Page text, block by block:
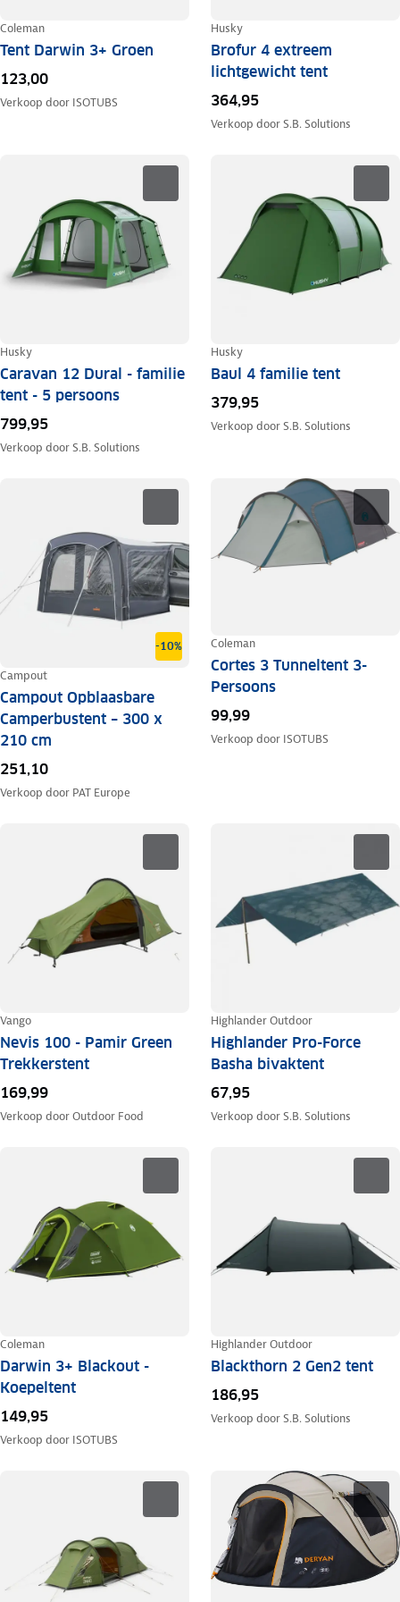
Coleman
Tent Darwin 3+ Groen
123,00
Verkoop door ISOTUBS
Husky
Brofur 4 extreem
lichtgewicht tent
364,95
Verkoop doorS.B. Solutions
Husky
Caravan 12 Dural - familie
tent - 5 persoons
799,95
Verkoop doorS.B. Solutions
Husky
Baul 4 familie tent
379,95
Verkoop doorS.B. Solutions
-10%
Campout
Campout Opblaasbare
Camperbustent – 300 x
210 cm
251,10
Verkoop door PAT Europe
Coleman
Cortes 3 Tunneltent 3-
Persoons
99,99
Verkoop door ISOTUBS
Vango
Nevis 100 - Pamir Green
Trekkerstent
169,99
Verkoop doorOutdoor Food
Highlander Outdoor
Highlander Pro-Force
Basha bivaktent
67,95
Verkoop doorS.B. Solutions
Coleman
Darwin 3+ Blackout -
Koepeltent
149,95
Verkoop door ISOTUBS
Highlander Outdoor
Blackthorn 2 Gen2 tent
186,95
Verkoop doorS.B. Solutions